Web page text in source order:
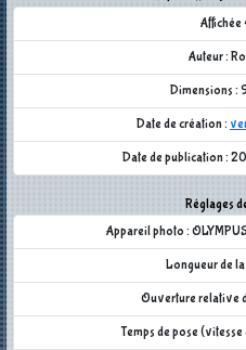
Affichée
Auteur :
Dimensions :
Date de création :
Date de publication :
Réglages
Appareil photo :
Longueur de la
Ouverture relative
Temps de pose